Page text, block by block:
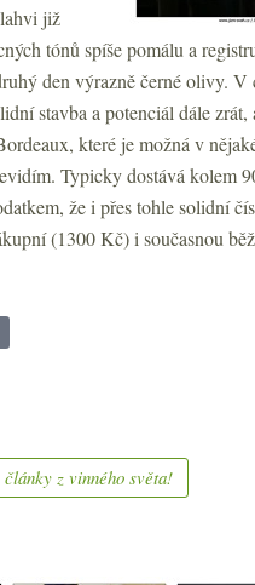
již
tónů spíše pomálu a
den výrazně černé olivy. V
stavba a potenciál dále zrát,
které je možná v
Typicky dostává kolem
že i přes tohle solidní
(1300 Kč) i současnou
z vinného světa!